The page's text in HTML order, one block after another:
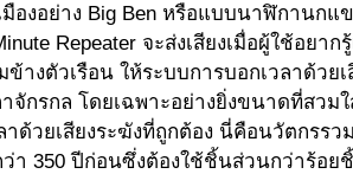
องอย่าง Big Ben หรือแบบนาฬิกานก
Repeater จะส่งเสียงเมื่อผู้ใช้อยา
างตัวเรือน ให้ระบบการบอกเวลาด้วย
จักรกล โดยเฉพาะอย่างยิ่งขนาดที่สวม
ด้วยเสียงระฆังที่ถูกต้อง นี่คือนวัตกรร
า 350 ปีก่อนซึ่งต้องใช้ชิ้นส่วนกว่าร้อย